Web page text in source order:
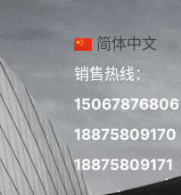
简体中文
销售热线：
15067876806
18875809170
18875809171